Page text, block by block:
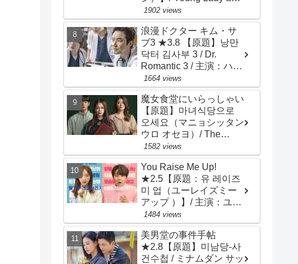
Gentleman / 主演：チ･
ヒョヌ、イ･セヒ
1902 views
浪漫ドクター キム・サ
ブ3 ★3.8 【原題】낭만
닥터 김사부 3 / Dr.
Romantic 3 / 主演：ハ
ン・ソッキュ、アン・ヒ
ョソプ、イ・ソンギョン
1664 views
魔女食堂にいらっしゃい
【原題】마녀식당으로
오세요（マニョシッタン
ウロ オセヨ）/ The
Witch's Diner ★3.2 ソ
ン・ジヒョ、ナム・ジヒ
ョン
1582 views
You Raise Me Up!
★2.5【原題：유 레이즈
미 업（ユーレイズミー
アップ ）】/ 主演：ユ
ン･シユン、アン･ヒヨン
1484 views
美男堂の事件手帖
★2.8【原題】미남당-사
건수첩 / ミナムダン サッ